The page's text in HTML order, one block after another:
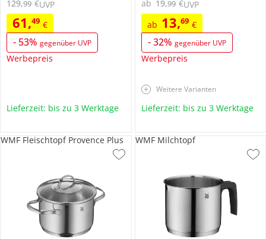
61,49 €
- 53% gegenüber UVP
Werbepreis
129,99 €UVP
Lieferzeit: bis zu 3 Werktage
ab 13,69 €
-32% gegenüber UVP
Werbepreis
ab 19,99 €UVP
Weitere Varianten
Lieferzeit: bis zu 3 Werktage
WMF Fleischtopf Provence Plus WMF Milchtopf